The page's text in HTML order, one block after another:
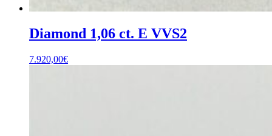
Diamond 1,06 ct. E VVS2
7.920,00€